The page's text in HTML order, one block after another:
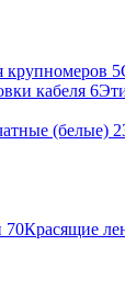
крупномеров 5
кабеля 6
(белые)
70Красящие